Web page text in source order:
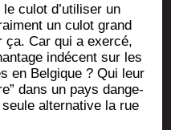
culot d’u­ti­li­ser un
un culot grand
Car qui a exer­cé,
indé­cent sur les
en Bel­gique ? Qui leur
dans un pays dan­ge­
alter­na­tive la rue